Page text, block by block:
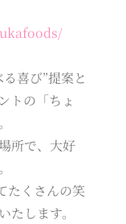
喜び”提案と
トの「ちょ
所で、大好
たくさんの笑
します。